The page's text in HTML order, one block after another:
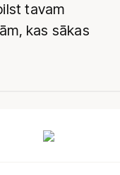
tavam
kas sākas